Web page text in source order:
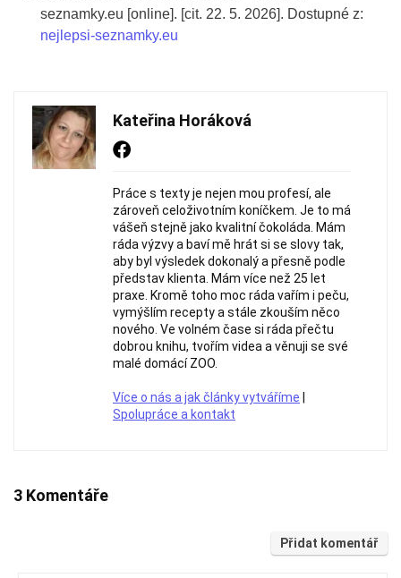
seznamky.eu [online]. [cit. 22. 5. 2026]. Dostupné z:
nejlepsi-seznamky.eu
Kateřina Horáková
Práce s texty je nejen mou profesí, ale
zároveň celoživotním koníčkem. Je to má
vášeň stejně jako kvalitní čokoláda. Mám
ráda výzvy a baví mě hrát si se slovy tak,
aby byl výsledek dokonalý a přesně podle
představ klienta. Mám více než 25 let
praxe. Kromě toho moc ráda vařím i peču,
vymýšlím recepty a stále zkouším něco
nového. Ve volném čase si ráda přečtu
dobrou knihu, tvořím videa a věnuji se své
malé domácí ZOO.
Více o nás a jak články vytváříme
Spolupráce a kontakt
3 Komentáře
Přidat komentář